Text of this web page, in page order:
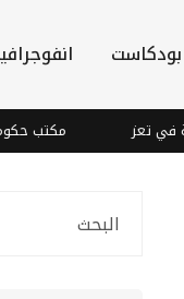
بودكاست
مكتب حكومي: عصابة